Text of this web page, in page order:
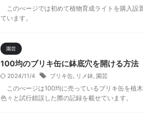
このぺージでは初めて植物育成ライトを購入設
ています。
園芸
100均のブリキ缶に鉢底穴を開ける方法
2024/11/4 ブリキ缶 リメ鉢 園芸
このぺージは100均に売っているブリキ缶を植
色々と試行錯誤した際の記録を載せています。